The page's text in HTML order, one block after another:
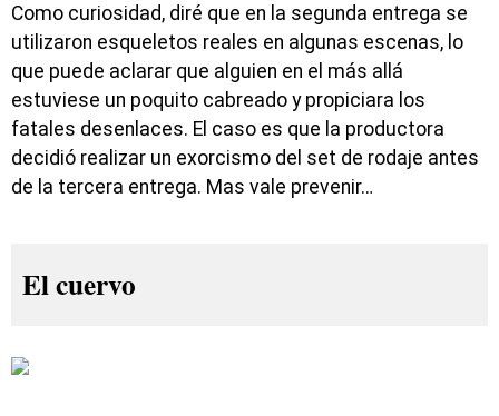
Como curiosidad, diré que en la segunda entrega se
utilizaron esqueletos reales en algunas escenas, lo
que puede aclarar que alguien en el más allá
estuviese un poquito cabreado y propiciara los
fatales desenlaces. El caso es que la productora
decidió realizar un exorcismo del set de rodaje antes
de la tercera entrega. Mas vale prevenir…
El cuervo